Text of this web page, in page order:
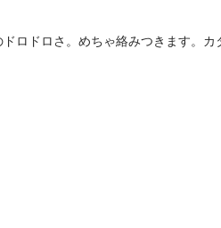
ロドロさ。めちゃ絡みつきます。